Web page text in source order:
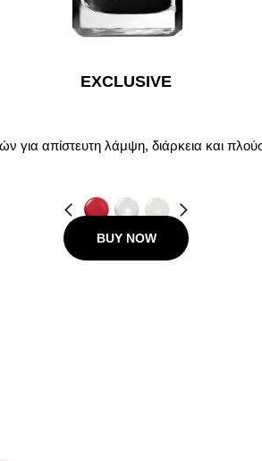
EXCLUSIVE
για απίστευτη λάμψη, διάρκεια και
Next
BUY NOW